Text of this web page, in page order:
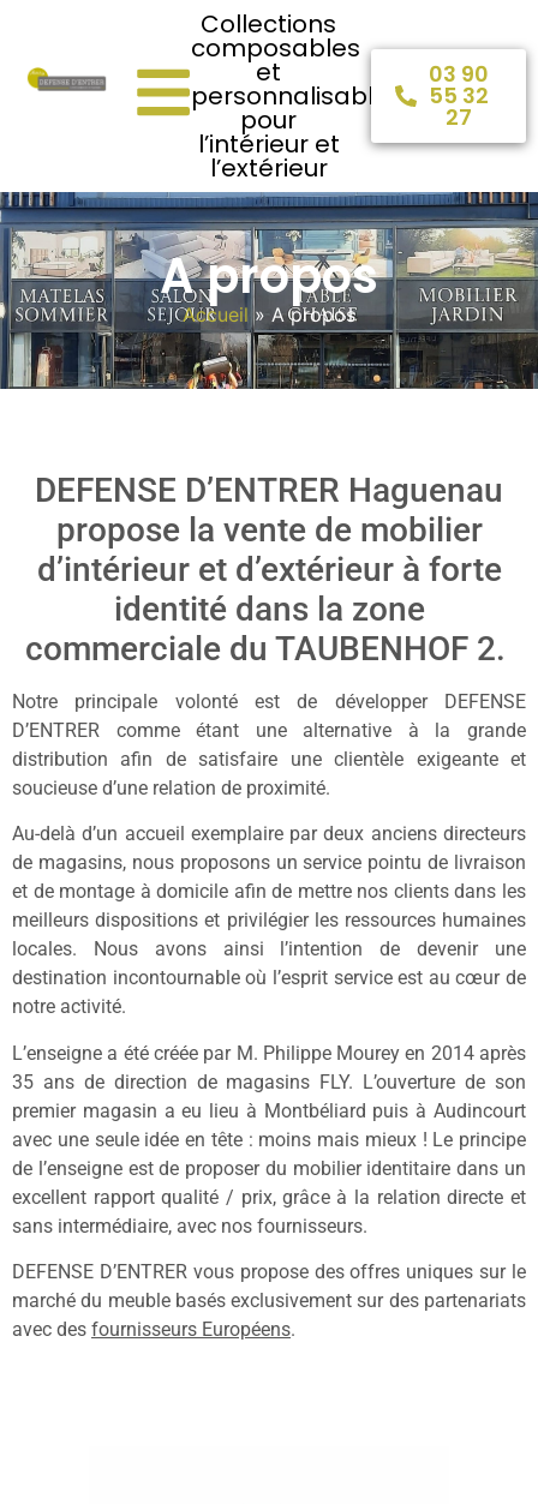
Collections
composables
et
personnalisables
pour
l’intérieur et
l’extérieur
03 90
55 32
27
A propos
Accueil » A propos
DEFENSE D’ENTRER Haguenau
propose la vente de mobilier
d’intérieur et d’extérieur à forte
identité dans la zone
commerciale du TAUBENHOF 2.
Notre principale volonté est de développer DEFENSE
D’ENTRER comme étant une alternative à la grande
distribution afin de satisfaire une clientèle exigeante et
soucieuse d’une relation de proximité.
Au-delà d’un accueil exemplaire par deux anciens directeurs
de magasins, nous proposons un service pointu de livraison
et de montage à domicile afin de mettre nos clients dans les
meilleurs dispositions et privilégier les ressources humaines
locales. Nous avons ainsi l’intention de devenir une
destination incontournable où l’esprit service est au cœur de
notre activité.
L’enseigne a été créée par M. Philippe Mourey en 2014 après
35 ans de direction de magasins FLY. L’ouverture de son
premier magasin a eu lieu à Montbéliard puis à Audincourt
avec une seule idée en tête : moins mais mieux ! Le principe
de l’enseigne est de proposer du mobilier identitaire dans un
excellent rapport qualité / prix, grâce à la relation directe et
sans intermédiaire, avec nos fournisseurs.
DEFENSE D’ENTRER vous propose des offres uniques sur le
marché du meuble basés exclusivement sur des partenariats
avec des fournisseurs Européens.